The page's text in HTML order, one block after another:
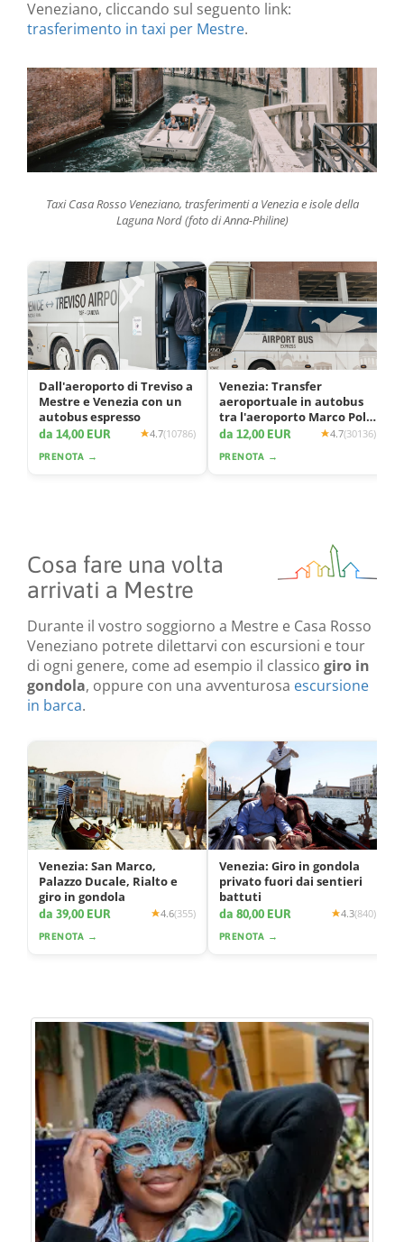
Veneziano, cliccando sul seguento link:
trasferimento in taxi per Mestre.
Taxi Casa Rosso Veneziano, trasferimenti a Venezia e isole della
Laguna Nord (foto di Anna-Philine)
Dall'aeroporto di Treviso a
Mestre e Venezia con un
autobus espresso
da 14,00 EUR 4.7(10786)
PRENOTA →
Venezia: Transfer
aeroportuale in autobus
tra l'aeroporto Marco Polo
e la città
da 12,00 EUR 4.7(30136)
PRENOTA →
Cosa fare una volta
arrivati a Mestre
Durante il vostro soggiorno a Mestre e Casa Rosso
Veneziano potrete dilettarvi con escursioni e tour
di ogni genere, come ad esempio il classico giro in
gondola, oppure con una avventurosa escursione
in barca.
Venezia: San Marco,
Palazzo Ducale, Rialto e
giro in gondola
da 39,00 EUR 4.6(355)
PRENOTA →
Venezia: Giro in gondola
privato fuori dai sentieri
battuti
da 80,00 EUR 4.3(840)
PRENOTA →